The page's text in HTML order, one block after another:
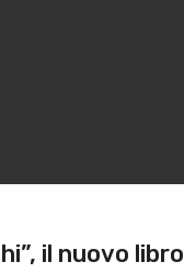
il nuovo libro